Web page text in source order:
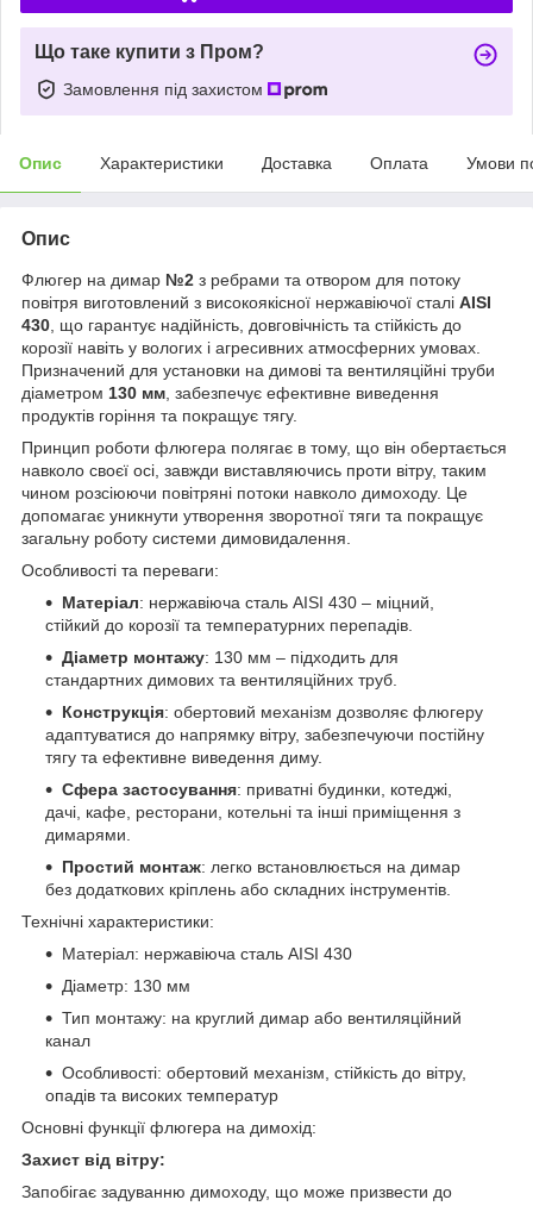
Що таке купити з Пром?
Замовлення під захистом
Опис Характеристики Доставка Оплата Умови
Опис
Флюгер на димар №2 з ребрами та отвором для потоку
повітря виготовлений з високоякісної нержавіючої сталі AISI
430 , що гарантує надійність, довговічність та стійкість до
корозії навіть у вологих і агресивних атмосферних умовах.
Призначений для установки на димові та вентиляційні труби
діаметром 130 мм , забезпечує ефективне виведення
продуктів горіння та покращує тягу.
Принцип роботи флюгера полягає в тому, що він обертається
навколо своєї осі, завжди виставляючись проти вітру, таким
чином розсіюючи повітряні потоки навколо димоходу. Це
допомагає уникнути утворення зворотної тяги та покращує
загальну роботу системи димовидалення.
Особливості та переваги:
Матеріал: нержавіюча сталь AISI 430 – міцний,
стійкий до корозії та температурних перепадів.
Діаметр монтажу: 130 мм – підходить для
стандартних димових та вентиляційних труб.
Конструкція: обертовий механізм дозволяє флюгеру
адаптуватися до напрямку вітру, забезпечуючи постійну
тягу та ефективне виведення диму.
Сфера застосування: приватні будинки, котеджі,
дачі, кафе, ресторани, котельні та інші приміщення з
димарями.
Простий монтаж: легко встановлюється на димар
без додаткових кріплень або складних інструментів.
Технічні характеристики:
Матеріал: нержавіюча сталь AISI 430
Діаметр: 130 мм
Тип монтажу: на круглий димар або вентиляційний
канал
Особливості: обертовий механізм, стійкість до вітру,
опадів та високих температур
Основні функції флюгера на димохід:
Захист від вітру:
Запобігає задуванню димоходу, що може призвести до